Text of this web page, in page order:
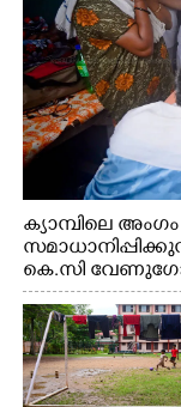
ക്യാമ്പിലെ
കെ.സി
എക്സൈസ് വകുപ്പ്